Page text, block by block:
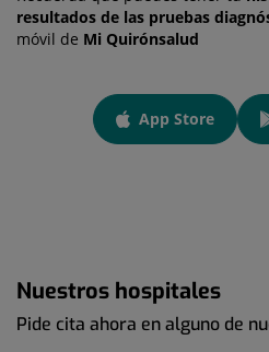
resultados de las pruebas
móvil de Mi Quirónsalud
App
link
App Store
Enlace a una
Nuestros hospitales
Pide cita ahora en alguno de